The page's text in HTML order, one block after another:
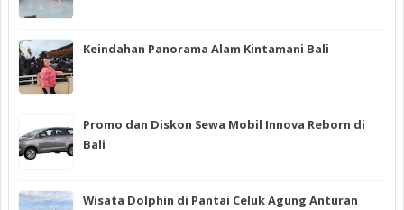
Keindahan Panorama Alam Kintamani Bali
Promo dan Diskon Sewa Mobil Innova Reborn di
Bali
Wisata Dolphin di Pantai Celuk Agung Anturan